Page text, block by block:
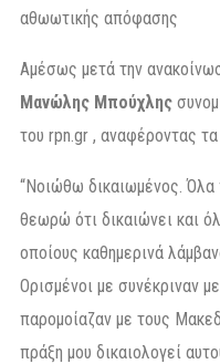
αθωωτικής απόφασης
Αμέσως μετά την
Μανώλης Μπούχλης
του rpn.gr , αναφέροντας
“Νοιώθω δικαιωμένος.
θεωρώ ότι δικαιώνει και
οποίους καθημερινά
Ορισμένοι με συνέκριναν
παρομοίαζαν με τους
πράξη μου δικαιολογεί